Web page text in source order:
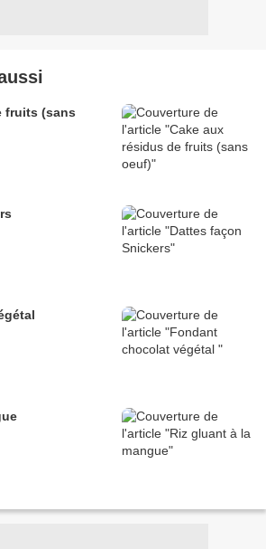
fruits (sans